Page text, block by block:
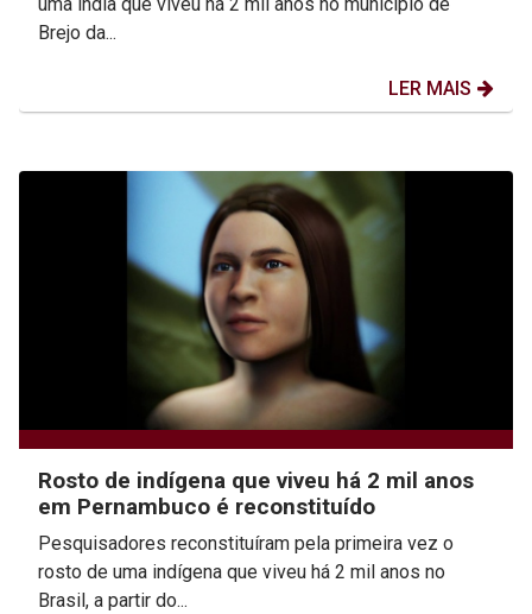
Brejo da...
LER MAIS
Rosto de indígena que viveu há 2 mil anos
em Pernambuco é reconstituído
Pesquisadores reconstituíram pela primeira vez o
rosto de uma indígena que viveu há 2 mil anos no
Brasil, a partir do...